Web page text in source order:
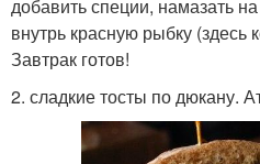
добавить специи, намазать
внутрь красную рыбку (здесь
Завтрак готов!
2. сладкие тосты по дюкану.